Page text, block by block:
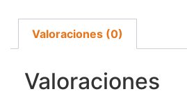
Valoraciones (0)
Valoraciones